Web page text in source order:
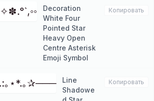
Decoration
White Four
Pointed Star
Heavy Open
Centre Asterisk
Emoji Symbol
Копировать
｡⋆*.｡✰───
Line
Shadowe
Копировать